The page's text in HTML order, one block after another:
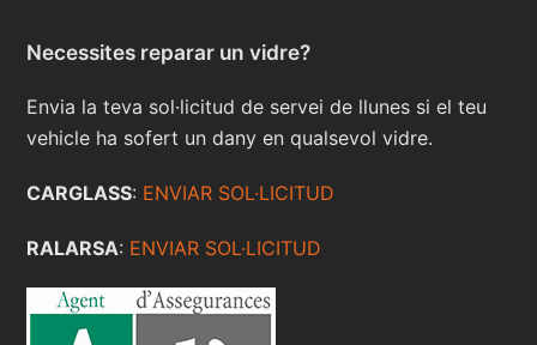
Necessites reparar un vidre?
Envia la teva sol·licitud de servei de llunes si el teu
vehicle ha sofert un dany en qualsevol vidre.
CARGLASS: ENVIAR SOL·LICITUD
RALARSA: ENVIAR SOL·LICITUD